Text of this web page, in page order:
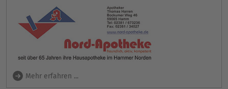
Mehr erfahren ...